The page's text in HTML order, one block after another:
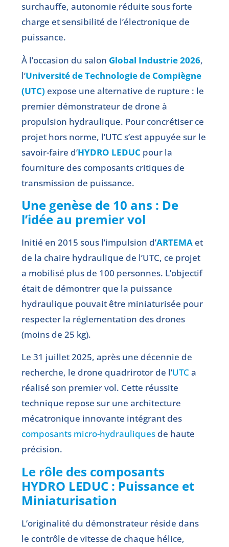
surchauffe, autonomie réduite sous forte
charge et sensibilité de l’électronique de
puissance.
À l’occasion du salon Global Industrie 2026,
l’Université de Technologie de Compiègne
(UTC) expose une alternative de rupture : le
premier démonstrateur de drone à
propulsion hydraulique. Pour concrétiser ce
projet hors norme, l’UTC s’est appuyée sur le
savoir-faire d’HYDRO LEDUC pour la
fourniture des composants critiques de
transmission de puissance.
Une genèse de 10 ans : De
l’idée au premier vol
Initié en 2015 sous l’impulsion d’ARTEMA et
de la chaire hydraulique de l’UTC, ce projet
a mobilisé plus de 100 personnes. L’objectif
était de démontrer que la puissance
hydraulique pouvait être miniaturisée pour
respecter la réglementation des drones
(moins de 25 kg).
Le 31 juillet 2025, après une décennie de
recherche, le drone quadrirotor de l’UTC a
réalisé son premier vol. Cette réussite
technique repose sur une architecture
mécatronique innovante intégrant des
composants micro-hydrauliques de haute
précision.
Le rôle des composants
HYDRO LEDUC : Puissance et
Miniaturisation
L’originalité du démonstrateur réside dans
le contrôle de vitesse de chaque hélice,